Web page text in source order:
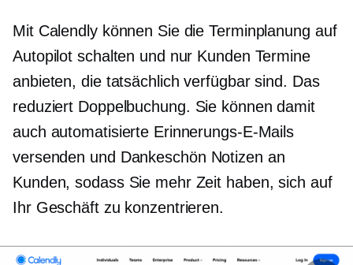
Mit Calendly können Sie die Terminplanung auf
Autopilot schalten und nur Kunden Termine
anbieten, die tatsächlich verfügbar sind. Das
reduziert Doppelbuchung. Sie können damit
auch automatisierte Erinnerungs-E-Mails
versenden und Dankeschön Notizen an
Kunden, sodass Sie mehr Zeit haben, sich auf
Ihr Geschäft zu konzentrieren.